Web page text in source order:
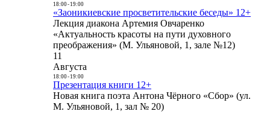
18:00- 19:00
«Заоникиевские просветительские беседы» 12+
Лекция диакона Артемия Овчаренко
«Актуальность красоты на пути духовного
преображения» (М. Ульяновой, 1, зале №12)
11
Августа
18:00- 19:00
Презентация книги 12+
Новая книга поэта Антона Чёрного «Сбор» (ул.
М. Ульяновой, 1, зал № 20)